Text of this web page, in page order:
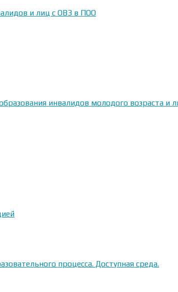
и лиц с ОВЗ в ПОО
инвалидов молодого возраста
процесса. Доступная среда.